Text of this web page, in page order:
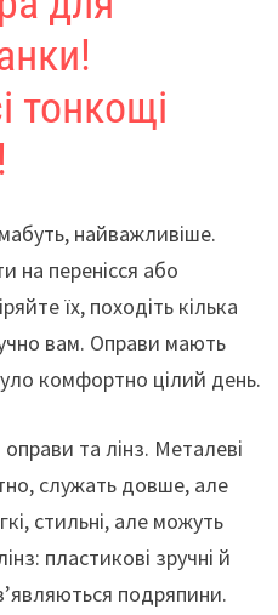
тонкощі
найважливіше.
на перенісся або
їх, походіть кілька
вам. Оправи мають
комфортно цілий день.
та лінз. Металеві
служать довше, але
стильні, але можуть
пластикові зручні й
подряпини.